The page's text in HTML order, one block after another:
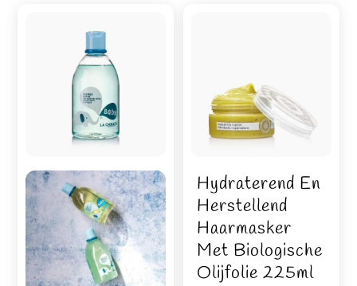
Hydraterend En
Herstellend
Haarmasker
Met Biologische
Olijfolie 225ml